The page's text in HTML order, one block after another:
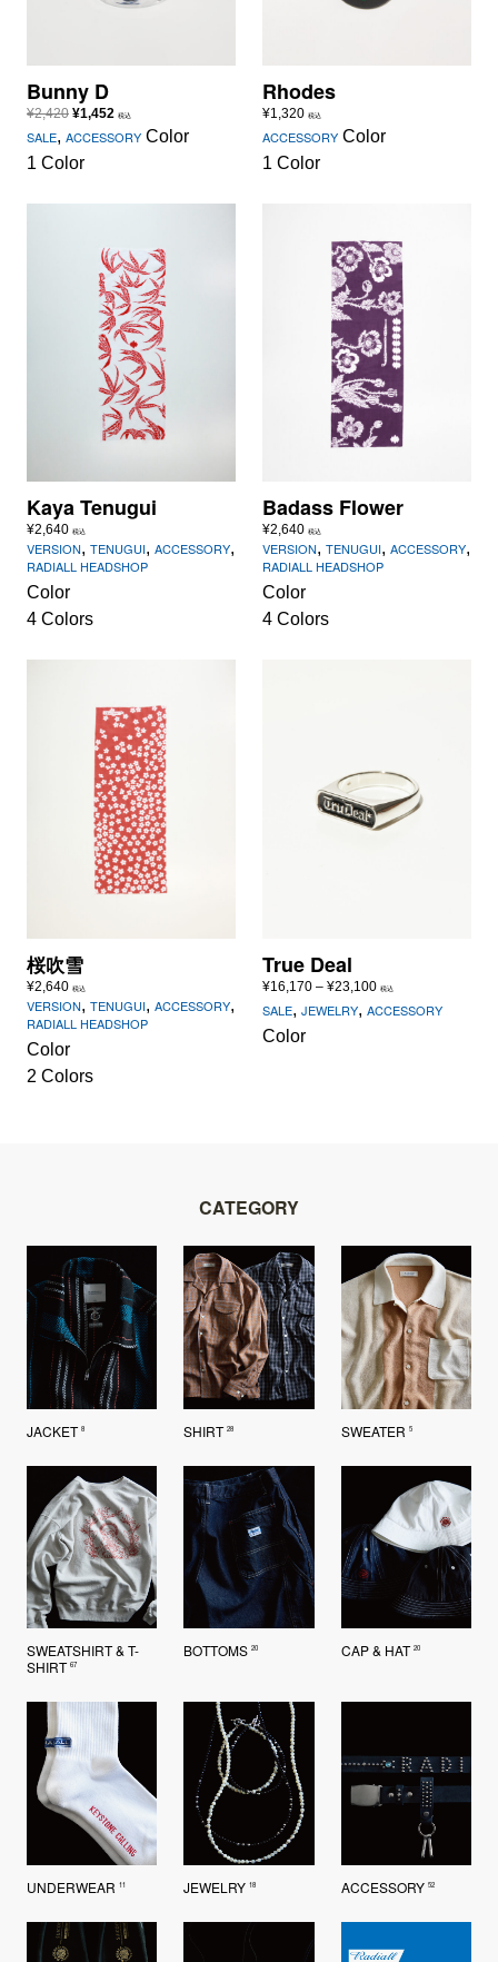
Bunny D
¥2,420 元
の
格
¥1,452 現
在
で
す。
税込
SALE, ACCESSORY Color
1 Color
Rhodes
¥1,320 税込
ACCESSORY Color
1 Color
Kaya Tenugui
¥2,640 税込
VERSION, TENUGUI, ACCESSORY,
RADIALL HEADSHOP
Color
4 Colors
Badass Flower
¥2,640 税込
VERSION, TENUGUI, ACCESSORY,
RADIALL HEADSHOP
Color
4 Colors
桜吹雪
¥2,640 税込
VERSION, TENUGUI, ACCESSORY,
RADIALL HEADSHOP
Color
2 Colors
True Deal
¥16,170 – ¥23,100価
格
税込
SALE, JEWELRY, ACCESSORY
Color
CATEGORY
JACKET 8 SHIRT 28 SWEATER 5
SWEATSHIRT & T-
SHIRT 67
BOTTOMS 20 CAP & HAT 20
UNDERWEAR 11 JEWELRY 18 ACCESSORY 52